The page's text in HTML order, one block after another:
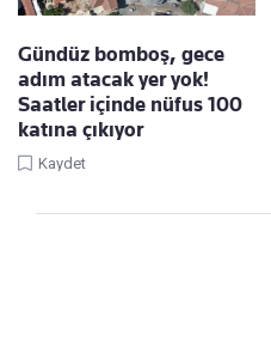
Gündüz bomboş, gece
adım atacak yer yok!
Saatler içinde nüfus 100
katına çıkıyor
Kaydet